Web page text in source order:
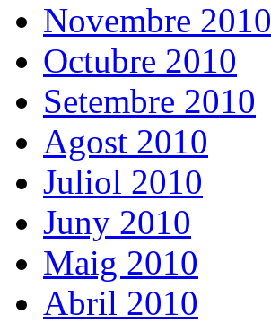
Novembre 2010
Octubre 2010
Setembre 2010
Agost 2010
Juliol 2010
Juny 2010
Maig 2010
Abril 2010